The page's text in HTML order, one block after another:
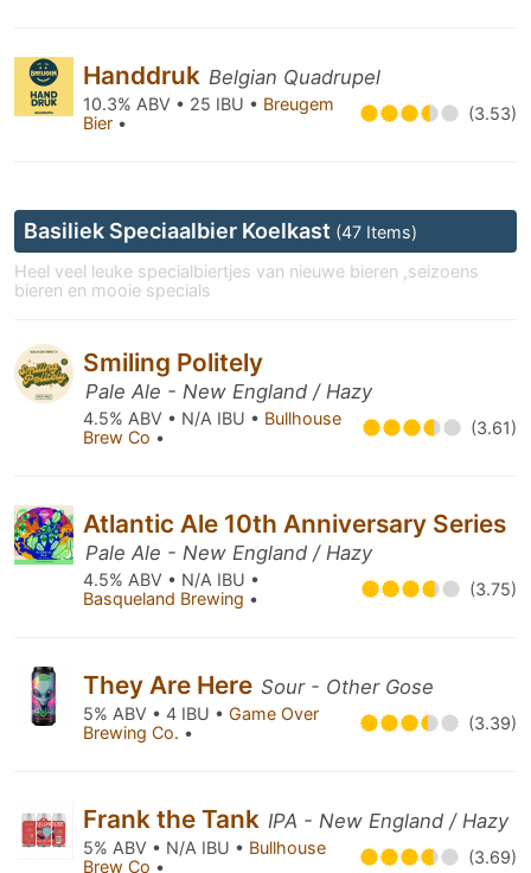
Handdruk Belgian Quadrupel
10.3% ABV • 25 IBU • Breugem
Bier • (3.53)
Basiliek Speciaalbier Koelkast (47 Items)
Heel veel leuke specialbiertjes van nieuwe bieren ,seizoens
bieren en mooie specials
Smiling Politely
Pale Ale - New England / Hazy
4.5% ABV • N/A IBU • Bullhouse
Brew Co • (3.61)
Atlantic Ale 10th Anniversary Series
Pale Ale - New England / Hazy
4.5% ABV • N/A IBU •
Basqueland Brewing • (3.75)
They Are Here Sour - Other Gose
5% ABV • 4 IBU • Game Over
Brewing Co. • (3.39)
Frank the Tank IPA - New England / Hazy
5% ABV • N/A IBU • Bullhouse
Brew Co • (3.69)